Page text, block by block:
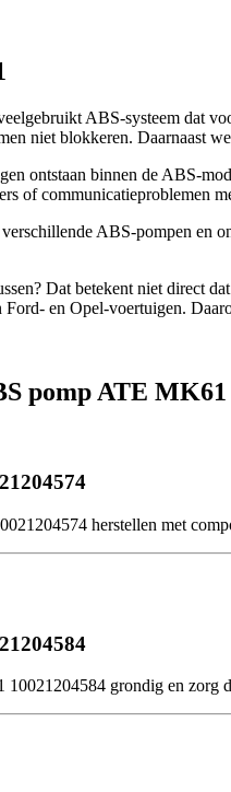
ABS-systeem dat
niet blokkeren. Daarnaast
ontstaan binnen de ABS-
of communicatieproblemen
ABS-pompen en
Dat betekent niet direct
Ford- en Opel-voertuigen.
pomp ATE MK61
herstellen met
grondig en zorg